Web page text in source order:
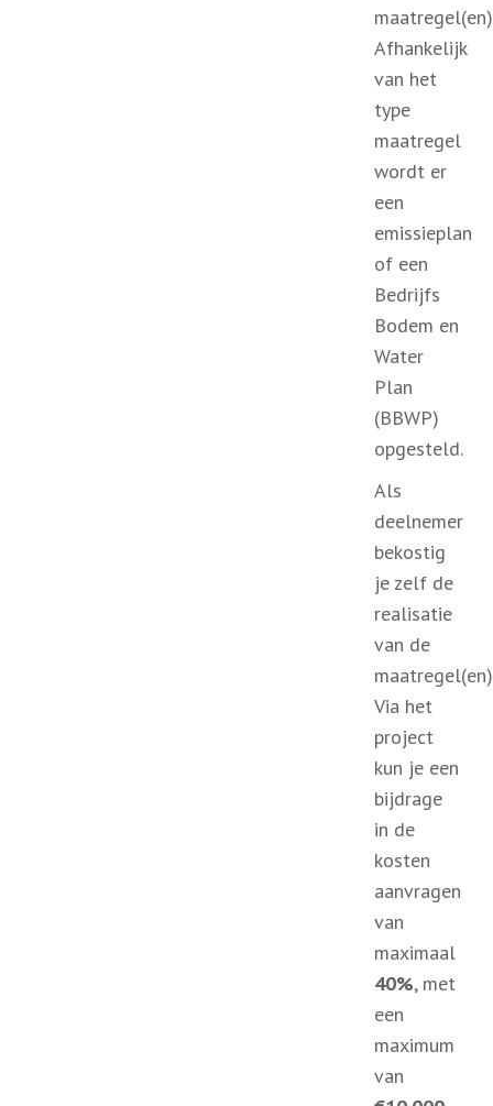
Afhankelijk
van het
type
maatregel
wordt er
een
emissieplan
of een
Bedrijfs
Bodem en
Water
Plan
(BBWP)
opgesteld.
Als
deelnemer
bekostig
je zelf de
realisatie
van de
Via het
project
kun je een
bijdrage
in de
kosten
aanvragen
van
maximaal
40%, met
een
maximum
van